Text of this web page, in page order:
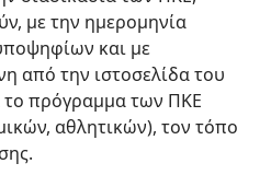
με την ημερομηνία
και με
από την ιστοσελίδα του
το πρόγραμμα των ΠΚΕ
αθλητικών), τον τόπο